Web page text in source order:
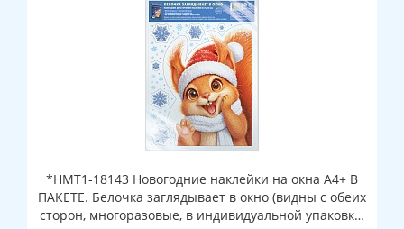
*НМТ1-18143 Новогодние наклейки на окна А4+ В
ПАКЕТЕ. Белочка заглядывает в окно (видны с обеих
сторон, многоразовые, в индивидуальной упаковке,